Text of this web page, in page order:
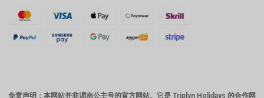
AUD
KRW
免责声明：本网站并非湄南公主号的官方网站。它是 Triplyn Holidays 的合作网